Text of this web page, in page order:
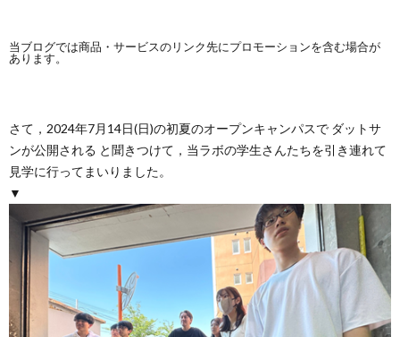
当ブログでは商品・サービスのリンク先にプロモーションを含む場合が
あります。
さて，2024年7月14日(日)の初夏のオープンキャンパスで ダットサ
ンが公開される と聞きつけて，当ラボの学生さんたちを引き連れて
見学に行ってまいりました。
▼